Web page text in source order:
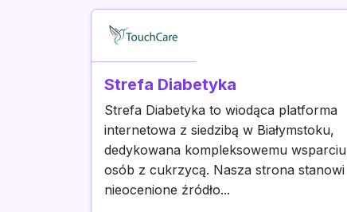
Strefa Diabetyka
Strefa Diabetyka to wiodąca platforma
internetowa z siedzibą w Białymstoku,
dedykowana kompleksowemu wsparciu
osób z cukrzycą. Nasza strona stanowi
nieocenione źródło...